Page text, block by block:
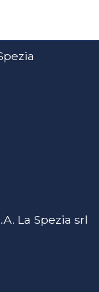
La Spezia srl